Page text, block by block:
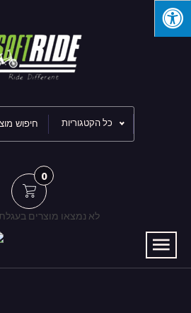
כל הקטגוריות
0
לא נמצאו מוצרים